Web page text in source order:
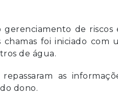
de riscos
foi iniciado com
de água.
as
dono.